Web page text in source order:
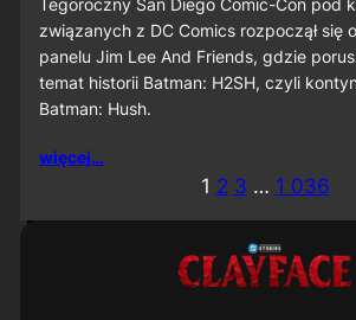
Tegoroczny San Diego Comic-Con pod
związanych z DC Comics rozpoczął się
panelu Jim Lee And Friends, gdzie
temat historii Batman: H2SH, czyli
Batman: Hush.
więcej…
1 2 3 … 1 036